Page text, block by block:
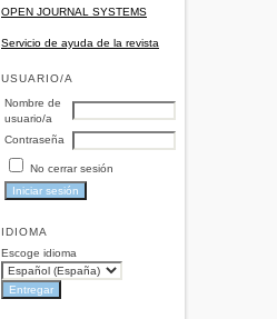
OPEN JOURNAL SYSTEMS
Servicio de ayuda de la revista
USUARIO/A
Nombre de
usuario/a
Contraseña
No cerrar sesión
IDIOMA
Escoge idioma